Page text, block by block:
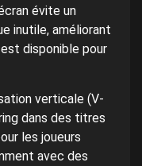
évite un
inutile, améliorant
disponible pour
verticale (V-
dans des titres
les joueurs
avec des